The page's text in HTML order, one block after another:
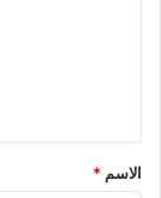
*
الاسم *